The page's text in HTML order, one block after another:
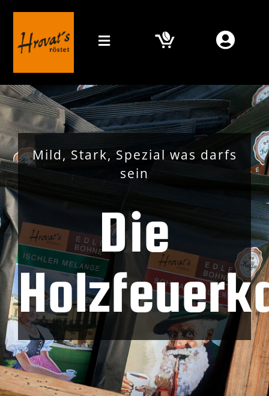
springen
Toggle
Home
Mein Kaffee
Orte
Online Shop
Media
Kontakt
Mild, Stark, Spezial was darfs
sein
Die